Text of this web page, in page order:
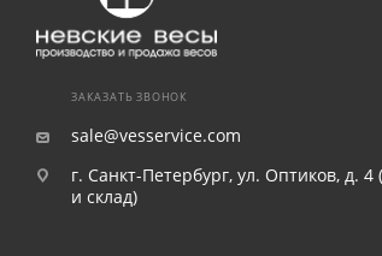
ЗАКАЗАТЬ ЗВОНОК
sale@vesservice.com
г. Санкт-Петербург, ул. Оптиков, д.
и склад)